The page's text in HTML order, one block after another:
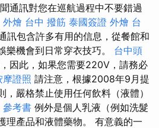
通訊對您在巡航過程中不要錯過
外燴 台中 撥筋 泰國簽證 外燴 台
訊包含許多有用的信息，從餐館和
樂機會到日常穿衣技巧。 台中頭
因此，如果您需要220V，請務必
摩證照 請注意，根據2008年9月提
，嚴格禁止使用任何飲料（液體）
參考書 例外是個人乳液（例如洗髮
理產品和液體藥物。 有意義的一